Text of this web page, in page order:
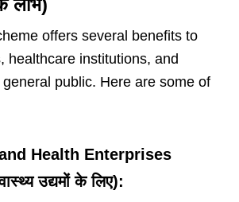
लाभ)
offers several benefits to
healthcare institutions, and
public. Here are some of
Health Enterprises
उद्यमों के लिए):